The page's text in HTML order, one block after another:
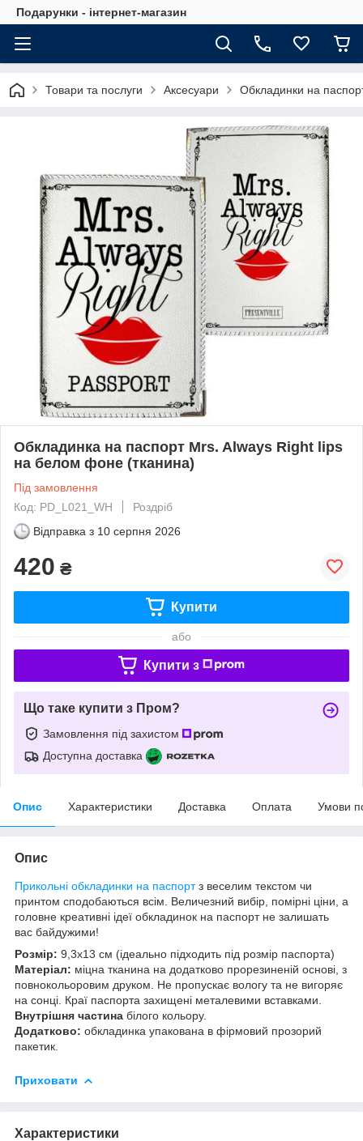
Подарунки - інтернет-магазин
Товари та послуги Аксесуари Обкладинки на
Обкладинка на паспорт Mrs. Always Right lips
на белом фоне (тканина)
Під замовлення
Код: PD_L021_WH
Роздріб
Відправка з 10 серпня 2026
420 ₴
Купити
або
Купити з
Що таке купити з Пром?
Замовлення під захистом
Доступна доставка
Опис Характеристики Доставка Оплата Умови
Опис
Прикольні обкладинки на паспортз веселим текстом чи
принтом сподобаються всім. Величезний вибір, помірні ціни, а
головне креативні ідеї обкладинок на паспорт не залишать
вас байдужими!
Розмір: 9,3х13 см (ідеально підходить під розмір паспорта)
Матеріал: міцна тканина на додатково прорезиненій основі, з
повнокольоровим друком. Не пропускає вологу та не вигоряє
на сонці. Краї паспорта захищені металевими вставками.
Внутрішня частина білого кольору.
Додатково: обкладинка упакована в фірмовий прозорий
пакетик.
Приховати
Характеристики